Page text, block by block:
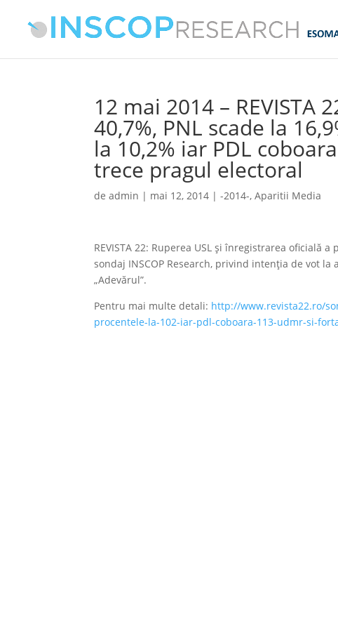
12 mai 2014 – REVISTA
40,7%, PNL scade la
la 10,2% iar PDL
trece pragul electoral
deadmin | mai 12, 2014 |-2014-,Aparitii Media
REVISTA 22: Ruperea USL şi înregistrarea
sondaj INSCOP Research, privind intenţia de vot
„Adevărul”.
Pentru mai multe detali: http://www.revista22.ro/
procentele-la-102-iar-pdl-coboara-113-udmr-si-